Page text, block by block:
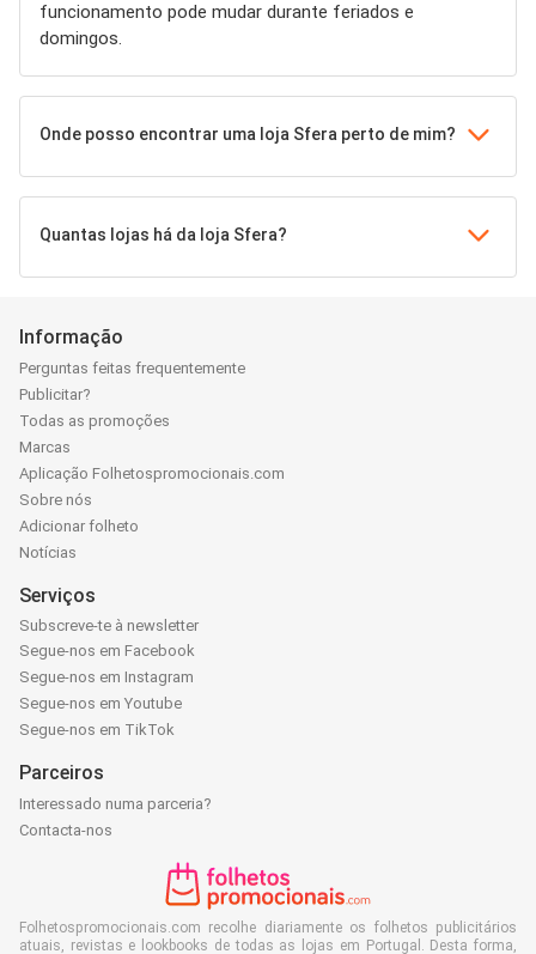
funcionamento pode mudar durante feriados e
domingos.
Onde posso encontrar uma loja Sfera perto de mim?
Quantas lojas há da loja Sfera?
Informação
Perguntas feitas frequentemente
Publicitar?
Todas as promoções
Marcas
Aplicação Folhetospromocionais.com
Sobre nós
Adicionar folheto
Notícias
Serviços
Subscreve-te à newsletter
Segue-nos em Facebook
Segue-nos em Instagram
Segue-nos em Youtube
Segue-nos em TikTok
Parceiros
Interessado numa parceria?
Contacta-nos
Folhetospromocionais.com recolhe diariamente os folhetos publicitários
atuais, revistas e lookbooks de todas as lojas em Portugal. Desta forma,